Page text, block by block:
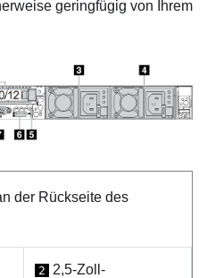
geringfügig von Ihrem
der Rückseite des
2
2,5-Zoll-